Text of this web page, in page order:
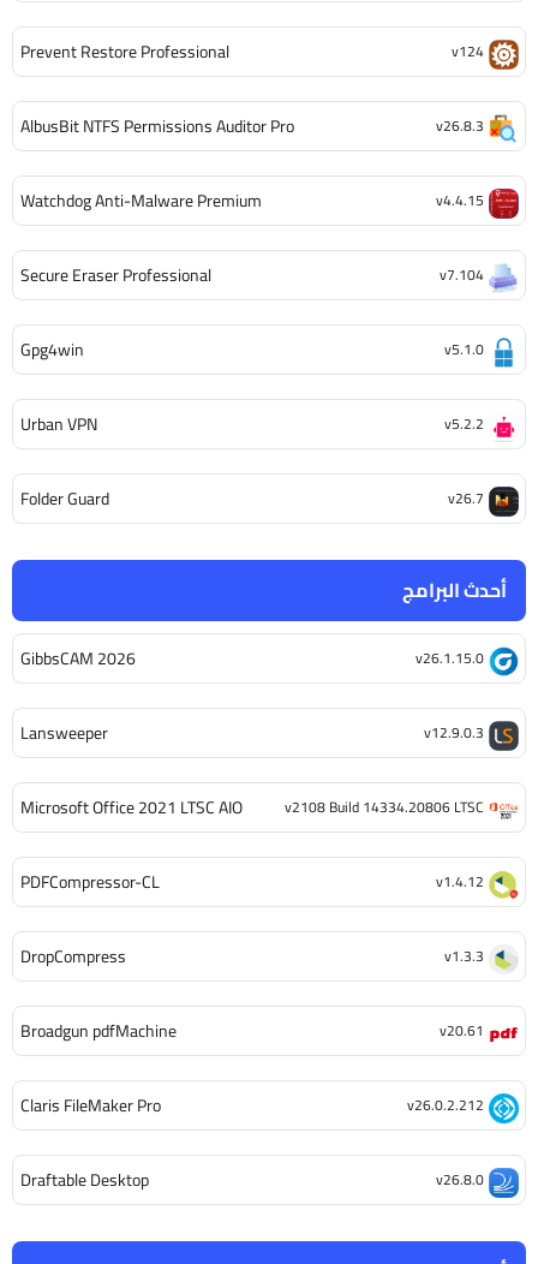
أحدث البرامج
GibbsCAM 2026 v26.1.15.0
Lansweeper v12.9.0.3
Microsoft Office 2021 LTSC AIO v2108 Build 14334.20806 LTSC
PDFCompressor-CL v1.4.12
DropCompress v1.3.3
Broadgun pdfMachine v20.61
Claris FileMaker Pro v26.0.2.212
Draftable Desktop v26.8.0
Prevent Restore Professional v124
AlbusBit NTFS Permissions Auditor Pro v26.8.3
Watchdog Anti-Malware Premium v4.4.15
Secure Eraser Professional v7.104
Gpg4win v5.1.0
Urban VPN v5.2.2
Folder Guard v26.7